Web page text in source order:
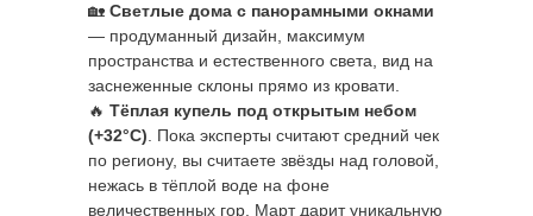
🏡 Светлые дома с панорамными окнами
— продуманный дизайн, максимум
пространства и естественного света, вид на
заснеженные склоны прямо из кровати.
🔥 Тёплая купель под открытым небом
(+32°C) . Пока эксперты считают средний чек
по региону, вы считаете звёзды над головой,
нежась в тёплой воде на фоне
величественных гор. Март дарит уникальную